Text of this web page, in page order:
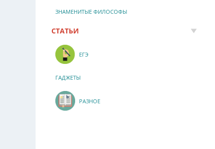
ЗНАМЕНИТЫЕ ФИЛОСОФЫ
СТАТЬИ
ЕГЭ
ГАДЖЕТЫ
РАЗНОЕ